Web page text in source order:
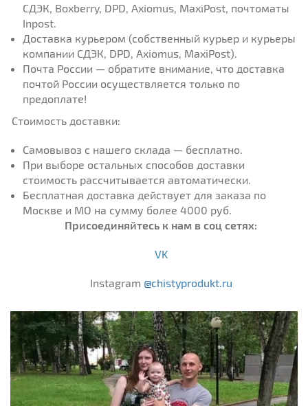
СДЭК, Boxberry, DPD, Axiomus, MaxiPost, почтоматы
Inpost.
Доставка курьером (собственный курьер и курьеры
компании СДЭК, DPD, Axiomus, MaxiPost).
Почта России — обратите внимание, что доставка
почтой России осуществляется только по
предоплате!
Стоимость доставки:
Самовывоз с нашего склада — бесплатно.
При выборе остальных способов доставки
стоимость рассчитывается автоматически.
Бесплатная доставка действует для заказа по
Москве и МО на сумму более 4000 руб.
Присоединяйтесь к нам в соц сетях:
VK
Instagram @chistyprodukt.ru